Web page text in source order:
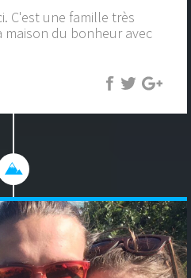
C'est une famille très
du bonheur avec